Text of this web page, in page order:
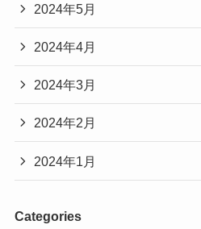
2024年5月
2024年4月
2024年3月
2024年2月
2024年1月
Categories